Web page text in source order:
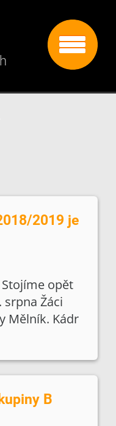
2019 je
opět
srpna Žáci
Mělník. Kádr
B